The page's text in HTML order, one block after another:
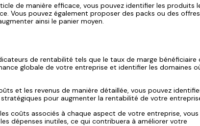
de manière efficace, vous pouvez identifier les produits
Vous pouvez également proposer des packs ou des offres
ainsi le panier moyen.
de rentabilité tels que le taux de marge bénéficiaire
globale de votre entreprise et identifier les domaines
et les revenus de manière détaillée, vous pouvez
pour augmenter la rentabilité de votre
coûts associés à chaque aspect de votre entreprise, vous
dépenses inutiles, ce qui contribuera à améliorer votre